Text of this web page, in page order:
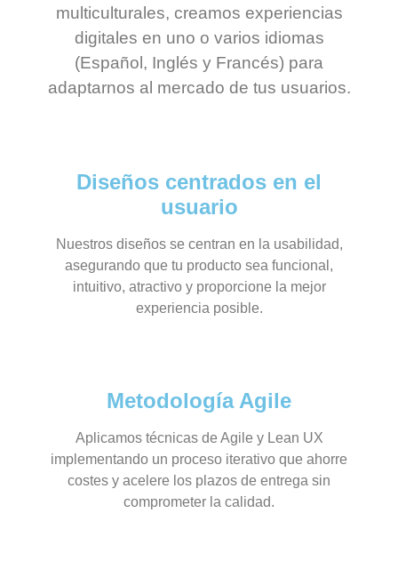
multiculturales, creamos experiencias
digitales en uno o varios idiomas
(Español, Inglés y Francés) para
adaptarnos al mercado de tus usuarios.
Diseños centrados en el
usuario
Nuestros diseños se centran en la usabilidad,
asegurando que tu producto sea funcional,
intuitivo, atractivo y proporcione la mejor
experiencia posible.
Metodología Agile
Aplicamos técnicas de Agile y Lean UX
implementando un proceso iterativo que ahorre
costes y acelere los plazos de entrega sin
comprometer la calidad.